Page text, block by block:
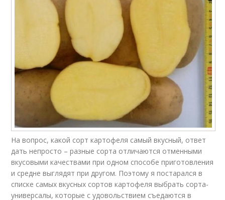
На вопрос, какой сорт картофеля самый вкусный, ответ
дать непросто – разные сорта отличаются отменными
вкусовыми качествами при одном способе приготовления
и средне выглядят при другом. Поэтому я постарался в
списке самых вкусных сортов картофеля выбрать сорта-
универсалы, которые с удовольствием съедаются в